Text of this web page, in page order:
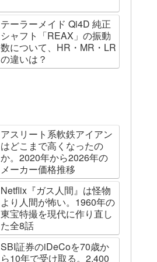
テーラーメイド Qi4D 純正
シャフト「REAX」の振動
数について、HR・MR・LR
の違いは？
アスリート系軟鉄アイアン
はどこまで高くなったの
か。2020年から2026年の
メーカー価格推移
Netflix『ガス人間』は怪物
より人間が怖い。1960年の
東宝特撮を現代に作り直し
た全8話
SBI証券のiDeCoを70歳か
ら10年で受け取る。2,400